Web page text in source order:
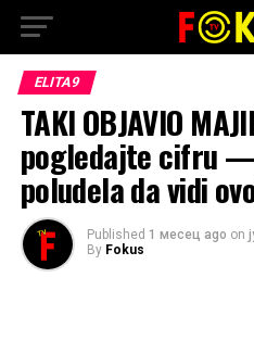
ELITA9
TAKI OBJAVIO
pogledajte cifru
poludela da vidi
Published 1 месец ago on
By Fokus